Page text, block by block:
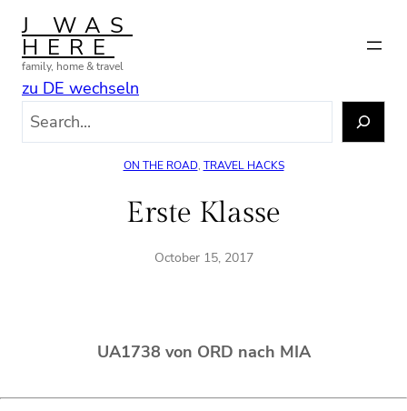
Skip
content
J WAS
HERE
family, home & travel
zu DE wechseln
ON THE ROAD, TRAVEL HACKS
Erste Klasse
October 15, 2017
UA1738 von ORD nach MIA